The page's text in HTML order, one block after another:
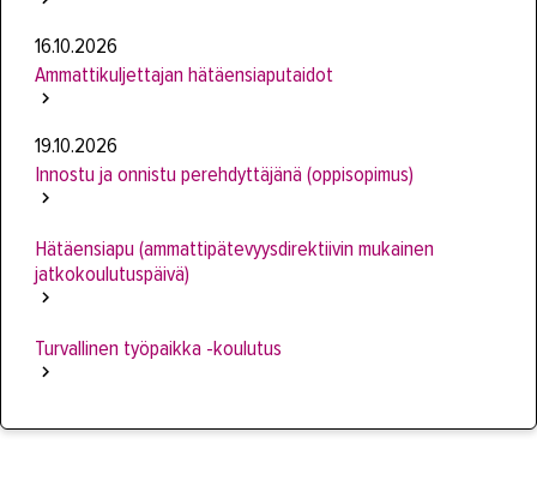
16.10.2026
Ammattikuljettajan hätäensiaputaidot
19.10.2026
Innostu ja onnistu perehdyttäjänä (oppisopimus)
Hätäensiapu (ammattipätevyysdirektiivin mukainen
jatkokoulutuspäivä)
Turvallinen työpaikka -koulutus